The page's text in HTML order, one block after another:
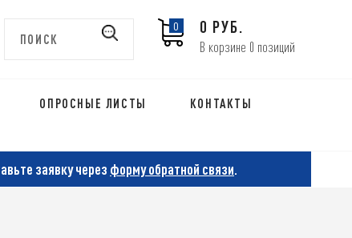
0 0 РУБ.
В корзине 0 позиций
ОПРОСНЫЕ ЛИСТЫ КОНТАКТЫ
заявку через форму обратной связи.